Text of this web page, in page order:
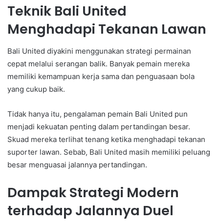
Teknik Bali United
Menghadapi Tekanan Lawan
Bali United diyakini menggunakan strategi permainan
cepat melalui serangan balik. Banyak pemain mereka
memiliki kemampuan kerja sama dan penguasaan bola
yang cukup baik.
Tidak hanya itu, pengalaman pemain Bali United pun
menjadi kekuatan penting dalam pertandingan besar.
Skuad mereka terlihat tenang ketika menghadapi tekanan
suporter lawan. Sebab, Bali United masih memiliki peluang
besar menguasai jalannya pertandingan.
Dampak Strategi Modern
terhadap Jalannya Duel